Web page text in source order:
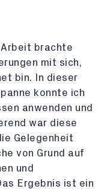
brachte
mit sich,
bin. In dieser
konnte ich
anwenden und
war diese
Gelegenheit
von Grund auf
und
Ergebnis ist ein